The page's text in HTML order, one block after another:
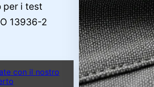
per i test
13936-2
con il nostro